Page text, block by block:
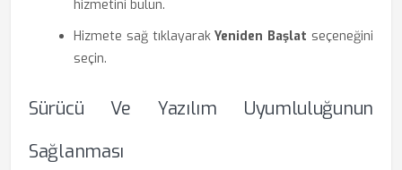
hizmetini bulun.
Hizmete sağ tıklayarakYeniden Başlat seçeneğini
seçin.
Sürücü Ve Yazılım Uyumluluğunun
Sağlanması